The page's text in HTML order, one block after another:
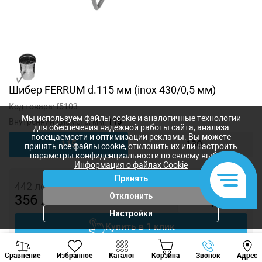
Шибер FERRUM d.115 мм (inox 430/0,5 мм)
Код товара:f5103
Внутренний диаметр, мм:115
115 130
442лей
356 лей -
Купить в 1 клик
Добавить в корзину
Сравнение Избранное Каталог Корзина Звонок Адрес
Viber Whatsapp
Мы используем файлы cookie и аналогичные технологии
для обеспечения надежной работы сайта, анализа
посещаемости и оптимизации рекламы. Вы можете
принять все файлы cookie, отклонить их или настроить
параметры конфиденциальности по своему выбору.
Информация о файлах Cookie
Принять
Отклонить
Настройки